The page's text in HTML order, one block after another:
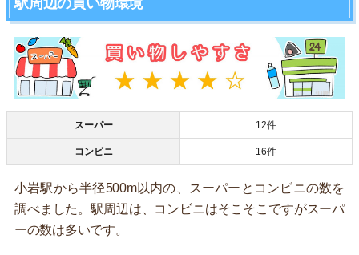
スーパー 12件
コンビニ 16件
小岩駅から半径500m以内の、スーパーとコンビニの数を
調べました。駅周辺は、コンビニはそこそこですがスーパ
ーの数は多いです。